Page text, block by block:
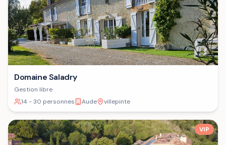
Domaine Saladry
Gestion libre
14 - 30 personnes
Aude villepinte
VIP